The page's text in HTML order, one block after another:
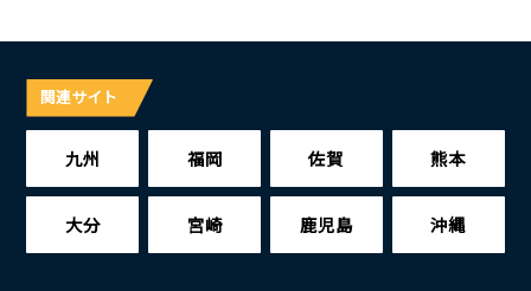
関連サイト
九州 福岡 佐賀 熊本
大分 宮崎 鹿児島 沖縄